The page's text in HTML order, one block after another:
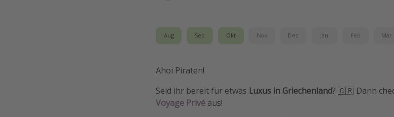
Aug Sep Okt Nov Dez Jan Feb Mär
Ahoi Piraten!
Seid ihr bereit für etwas Luxus in Griechenland? 🇬🇷 Dann
Voyage Privé aus!